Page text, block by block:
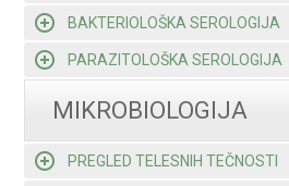
BAKTERIOLOŠKA SEROLOGIJA
PARAZITOLOŠKA SEROLOGIJA
MIKROBIOLOGIJA
PREGLED TELESNIH TEČNOSTI